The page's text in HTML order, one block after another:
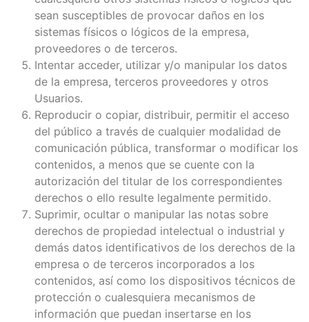
sean susceptibles de provocar daños en los
sistemas físicos o lógicos de la empresa,
proveedores o de terceros.
Intentar acceder, utilizar y/o manipular los datos
de la empresa, terceros proveedores y otros
Usuarios.
Reproducir o copiar, distribuir, permitir el acceso
del público a través de cualquier modalidad de
comunicación pública, transformar o modificar los
contenidos, a menos que se cuente con la
autorización del titular de los correspondientes
derechos o ello resulte legalmente permitido.
Suprimir, ocultar o manipular las notas sobre
derechos de propiedad intelectual o industrial y
demás datos identificativos de los derechos de la
empresa o de terceros incorporados a los
contenidos, así como los dispositivos técnicos de
protección o cualesquiera mecanismos de
información que puedan insertarse en los